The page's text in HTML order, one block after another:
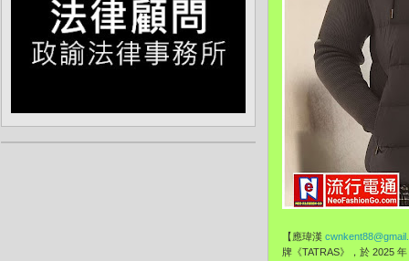
【應瑋漢
牌《TATRAS》，於 2025